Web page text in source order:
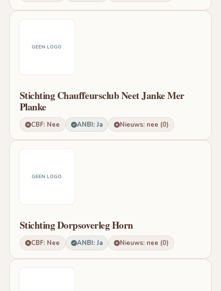
GEEN LOGO
Stichting Chauffeursclub Neet Janke Mer
Planke
CBF: Nee ANBI: Ja Nieuws: nee (0)
GEEN LOGO
Stichting Dorpsoverleg Horn
CBF: Nee ANBI: Ja Nieuws: nee (0)